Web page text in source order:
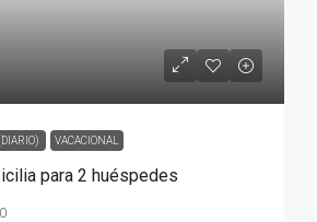
VACACIONAL
para 2 huéspedes